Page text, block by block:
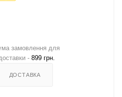
замовлення для
- 899 грн.
ДОСТАВКА